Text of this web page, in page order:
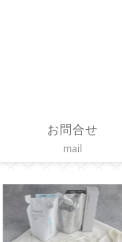
お問合せ
mail